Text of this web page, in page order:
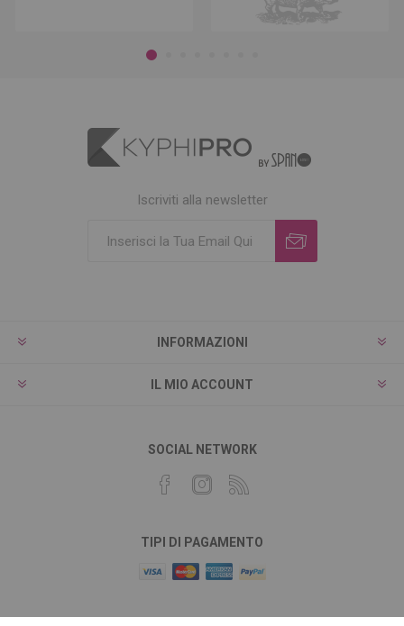
Iscriviti alla newsletter
INFORMAZIONI
IL MIO ACCOUNT
SOCIAL NETWORK
TIPI DI PAGAMENTO